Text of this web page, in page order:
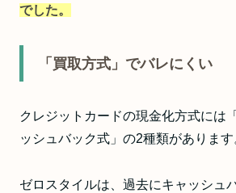
でした。
「買取方式」でバレにくい
クレジットカードの現金化方式には
ッシュバック式」の2種類があります
ゼロスタイルは、過去にキャッシュ